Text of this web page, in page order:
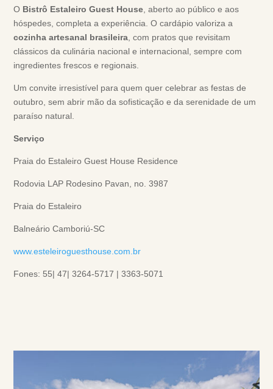
O Bistrô Estaleiro Guest House , aberto ao público e aos
hóspedes, completa a experiência. O cardápio valoriza a
cozinha artesanal brasileira , com pratos que revisitam
clássicos da culinária nacional e internacional, sempre com
ingredientes frescos e regionais.
Um convite irresistível para quem quer celebrar as festas de
outubro, sem abrir mão da sofisticação e da serenidade de um
paraíso natural.
Serviço
Praia do Estaleiro Guest House Residence
Rodovia LAP Rodesino Pavan, no. 3987
Praia do Estaleiro
Balneário Camboriú-SC
www.esteleiroguesthouse.com.br
Fones: 55| 47| 3264-5717 | 3363-5071